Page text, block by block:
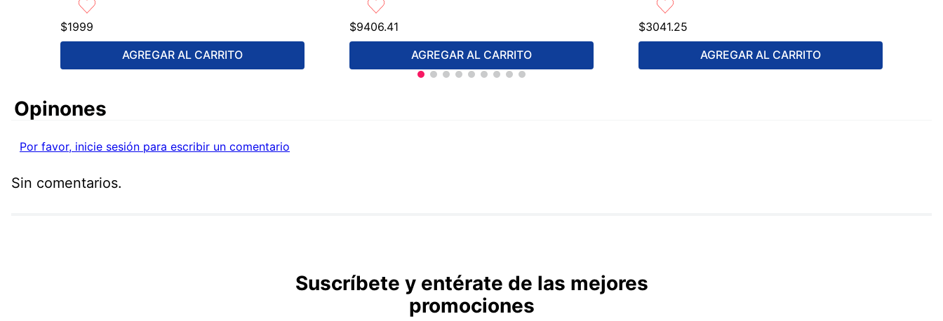
$1999
AGREGAR AL CARRITO
$9406.41
AGREGAR AL CARRITO
$3041.25
AGREGAR AL CARRITO
Comentarios
Por favor, inicie sesión para escribir un comentario
Sin comentarios.
Suscríbete y entérate de las mejores
promociones